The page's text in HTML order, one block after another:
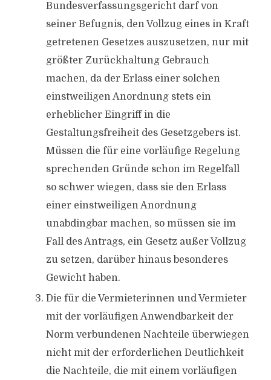
Bundesverfassungsgericht darf von
seiner Befugnis, den Vollzug eines in Kraft
getretenen Gesetzes auszusetzen, nur mit
größter Zurückhaltung Gebrauch
machen, da der Erlass einer solchen
einstweiligen Anordnung stets ein
erheblicher Eingriff in die
Gestaltungsfreiheit des Gesetzgebers ist.
Müssen die für eine vorläufige Regelung
sprechenden Gründe schon im Regelfall
so schwer wiegen, dass sie den Erlass
einer einstweiligen Anordnung
unabdingbar machen, so müssen sie im
Fall des Antrags, ein Gesetz außer Vollzug
zu setzen, darüber hinaus besonderes
Gewicht haben.
Die für die Vermieterinnen und Vermieter
mit der vorläufigen Anwendbarkeit der
Norm verbundenen Nachteile überwiegen
nicht mit der erforderlichen Deutlichkeit
die Nachteile, die mit einem vorläufigen